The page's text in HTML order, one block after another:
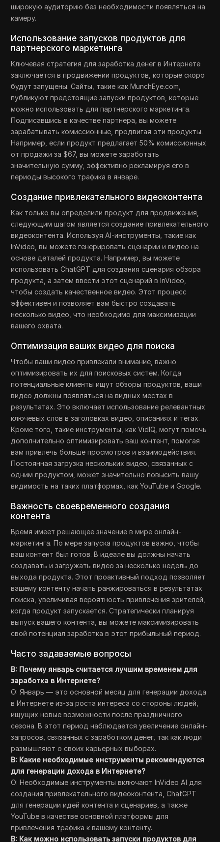
широкую аудиторию без необходимости появляться на
камеру.
Использование запусков продуктов для
партнерского маркетинга
Ключевая стратегия для заработка денег в Интернете
заключается в продвижении продуктов, которые скоро
будут запущены. Сайты, такие как MunchEye.com,
публикуют предстоящие запуски продуктов, которые
можно использовать для партнерского маркетинга.
Подписавшись в качестве партнера, вы можете
зарабатывать комиссионные, продвигая эти продукты.
Например, если продукт предлагает 50% комиссионных
от продажи за $67, вы можете заработать
значительную сумму, эффективно рекламируя его в
периоды высокого трафика в январе.
Создание привлекательного видеоконтента
Как только вы определили продукт для продвижения,
следующим шагом является создание привлекательного
видеоконтента. Используя AI-инструменты, такие как
InVideo, вы можете генерировать сценарии и видео на
основе деталей продукта. Например, вы можете
использовать ChatGPT для создания сценария обзора
продукта, а затем ввести этот сценарий в InVideo,
чтобы создать качественное видео. Этот процесс
эффективен и позволяет вам быстро создавать
несколько видео, что необходимо для максимизации
вашего охвата.
Оптимизация ваших видео для поиска
Чтобы ваши видео привлекали внимание, важно
оптимизировать их для поисковых систем. Когда
потенциальные клиенты ищут обзоры продуктов, ваши
видео должны появляться на видных местах в
результатах. Это включает использование релевантных
ключевых слов в заголовках видео, описаниях и тегах.
Кроме того, такие инструменты, как VidIQ, могут помочь
дополнительно оптимизировать ваш контент, помогая
вам привлечь больше просмотров и взаимодействия.
Постоянная загрузка нескольких видео, связанных с
одним продуктом, может значительно повысить вашу
видимость на таких платформах, как YouTube и Google.
Важность своевременного создания
контента
Время имеет решающее значение в мире онлайн-
маркетинга. По мере запуска продуктов важно, чтобы
ваш контент был готов. В идеале вы должны начать
создавать и загружать видео за несколько недель до
выхода продукта. Этот проактивный подход позволяет
вашему контенту начать ранжироваться в результатах
поиска, увеличивая вероятность привлечения зрителей,
когда продукт запускается. Стратегически планируя
выпуск вашего контента, вы можете максимизировать
свой потенциал заработка в этот прибыльный период.
Часто задаваемые вопросы
В: Почему январь считается лучшим временем для
заработка в Интернете?
О: Январь — это основной месяц для генерации дохода
в Интернете из-за роста интереса со стороны людей,
ищущих новые возможности после праздничного
сезона. В этот период наблюдается увеличение онлайн-
запросов, связанных с заработком денег, так как люди
размышляют о своих карьерных выборах.
В: Какие необходимые инструменты рекомендуются
для генерации дохода в Интернете?
О: Необходимые инструменты включают InVideo AI для
создания привлекательного видеоконтента, ChatGPT
для генерации идей контента и сценариев, а также
YouTube в качестве основной платформы для
привлечения трафика к вашему контенту.
В: Как можно использовать запуски продуктов для